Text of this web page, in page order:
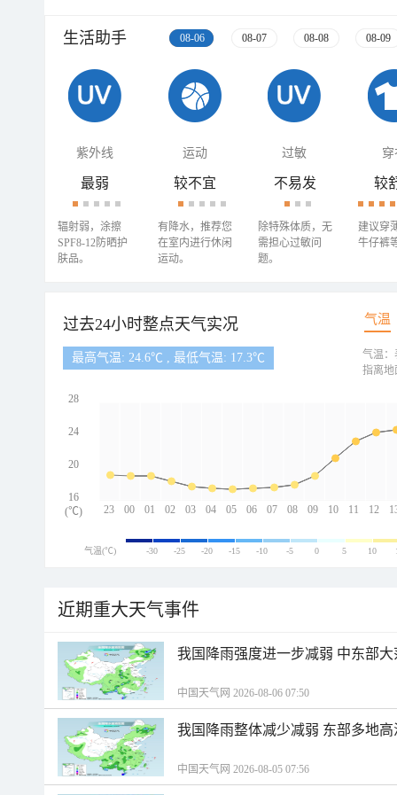
生活助手 08-06 08-07 08-08 08-09
紫外线 运动 过敏 穿
最弱
辐射弱，涂擦
SPF8-12防晒护
肤品。
较不宜
有降水，推荐您
在室内进行休闲
运动。
不易发
除特殊体质，无
需担心过敏问
题。
较
建议穿
牛仔裤
过去24小时整点天气实况 气温
最高气温: 24.6℃ , 最低气温: 17.3℃
23 00 01 02 03 04 05 06 07 08 09 10 11 12
28
24
20
16
(℃)
气温：
指离地
气温(℃) -30 -25 -20 -15 -10 -5 0 5 10
近期重大天气事件
我国降雨强度进一步减弱 中东部
中国天气网 2026-08-06 07:50
我国降雨整体减少减弱 东部多地
中国天气网 2026-08-05 07:56